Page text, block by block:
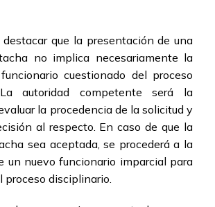
que la presentación de una
no implica necesariamente la
cuestionado del proceso
autoridad competente será la
la procedencia de la solicitud y
al respecto. En caso de que la
sea aceptada, se procederá a la
un nuevo funcionario imparcial para
proceso disciplinario.